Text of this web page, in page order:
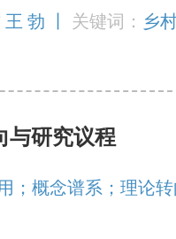
勃 丨 关键词： 乡
与研究议程
；概念谱系；理论